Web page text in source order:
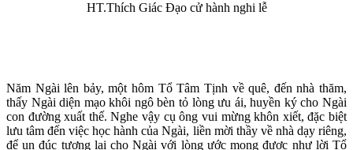
HT.Thích Giác Đạo cử hành nghi lễ
Năm Ngài lên bảy, một hôm Tổ Tâm Tịnh về quê, đến nhà thăm,
thấy Ngài diện mạo khôi ngô bèn tỏ lòng ưu ái, huyền ký cho Ngài
con đường xuất thế. Nghe vậy cụ ông vui mừng khôn xiết, đặc biệt
lưu tâm đến việc học hành của Ngài, liền mời thầy về nhà dạy riêng,
để un đúc tương lai cho Ngài với lòng ước mong được như lời Tổ